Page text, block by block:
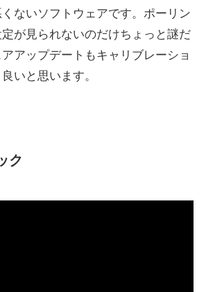
ないソフトウェアです。ポーリン
が見られないのだけちょっと謎だ
アップデートもキャリブレーショ
いと思います。
ク